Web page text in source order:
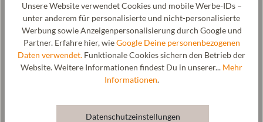
Wolle & Ressourcen
Pflege
Unsere Website verwendet Cookies und mobile Werbe-IDs –
unter anderem für personalisierte und nicht-personalisierte
Werbung sowie Anzeigenpersonalisierung durch Google und
Partner. Erfahre hier, wieGoogle Deine personenbezogenen
Daten verwendet. Funktionale Cookies sichern den Betrieb der
Website. Weitere Informationen findest Du in unserer... Mehr
Informationen.
Datenschutzeinstellungen